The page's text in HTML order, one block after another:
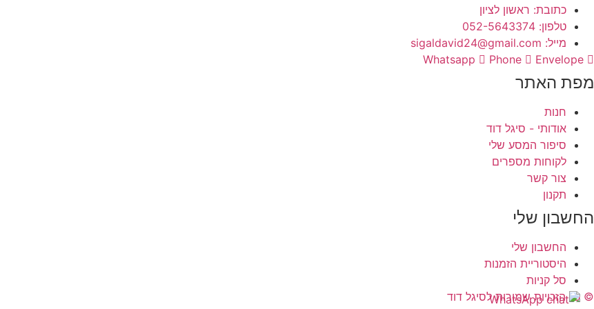
כתובת: ראשון לציון
טלפון: 052-5643374
מייל: sigaldavid24@gmail.com
Whatsapp
Phone Envelope
מפת האתר
חנות
אודותי - סיגל דוד
סיפור המסע שלי
לקוחות מספרים
צור קשר
תקנון
החשבון שלי
החשבון שלי
היסטוריית הזמנות
סל קניות
© כל הזכויות שמורות לסיגל דוד